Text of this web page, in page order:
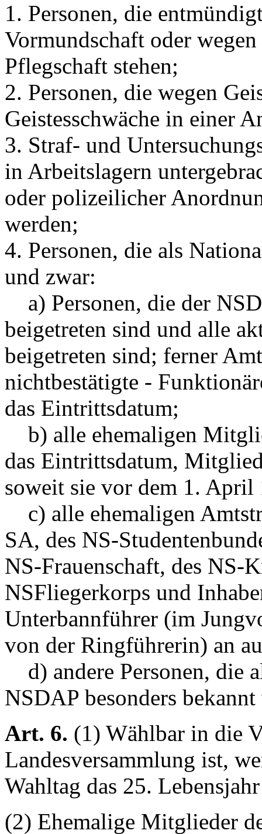
1. Personen, die
Vormundschaft oder
Pflegschaft stehen;
2. Personen, die wegen
Geistesschwäche in einer
3. Straf- und
in Arbeitslagern
oder polizeilicher
werden;
4. Personen, die als
und zwar:
a) Personen, die der
beigetreten sind und alle
beigetreten sind; ferner
nichtbestätigte -
das Eintrittsdatum;
b) alle ehemaligen
das Eintrittsdatum,
soweit sie vor dem 1. April
c) alle ehemaligen
SA, des NS-
NS-Frauenschaft, des NS-
NSFliegerkorps und
Unterbannführer (im
von der Ringführerin) an
d) andere Personen, die
NSDAP besonders bekannt
Art. 6. (1) Wählbar in die
Landesversammlung ist,
Wahltag das 25.
(2) Ehemalige Mitglieder